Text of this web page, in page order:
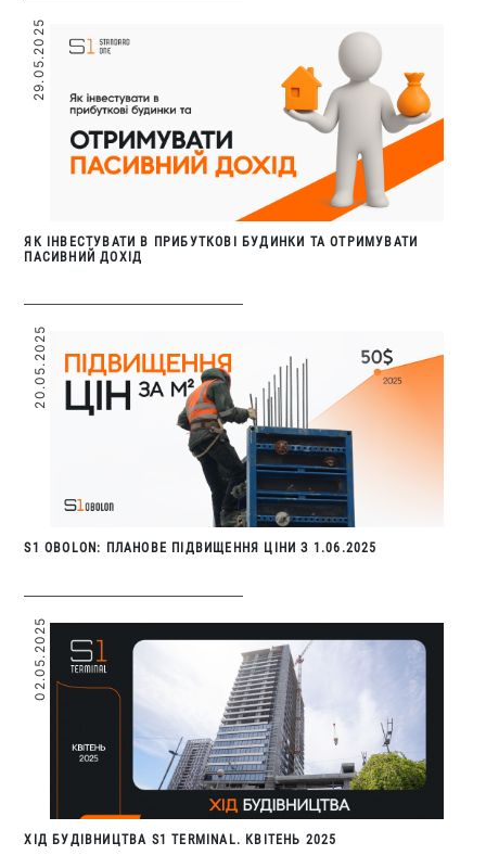
29.05.2025
ЯК ІНВЕСТУВАТИ В ПРИБУТКОВІ БУДИНКИ ТА ОТРИМУВАТИ
ПАСИВНИЙ ДОХІД
20.05.2025
S1 OBOLON: ПЛАНОВЕ ПІДВИЩЕННЯ ЦІНИ З 1.06.2025
02.05.2025
ХІД БУДІВНИЦТВА S1 TERMINAL. КВІТЕНЬ 2025